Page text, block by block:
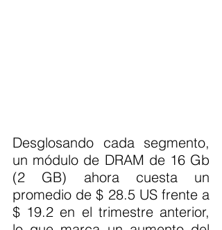
Desglosando cada segmento,
un módulo de DRAM de 16 Gb
(2 GB) ahora cuesta un
promedio de $ 28.5 US frente a
$ 19.2 en el trimestre anterior,